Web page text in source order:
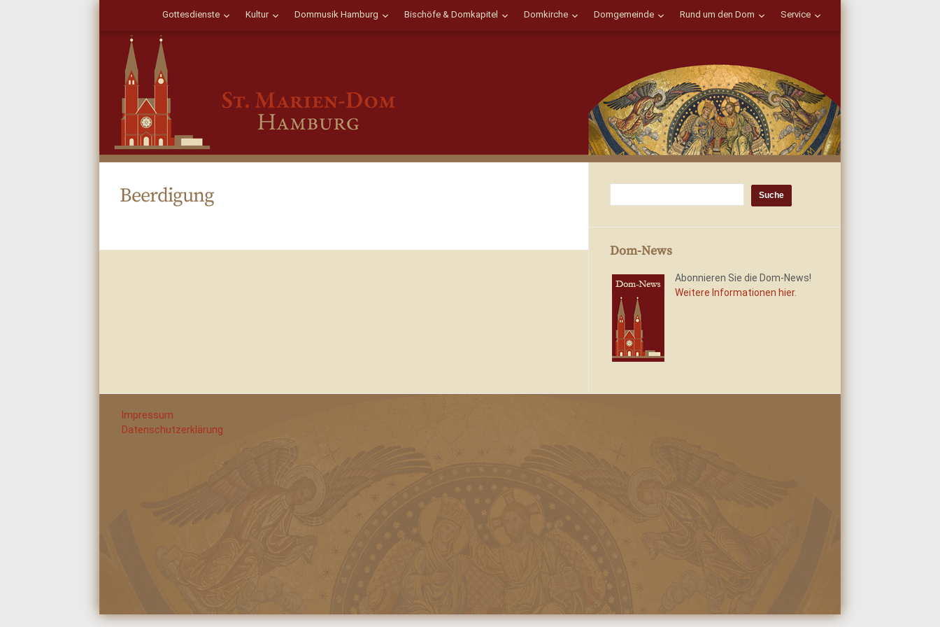
Gottesdienste Kultur Dommusik Hamburg Bischöfe & Domkapitel Domkirche Domgemeinde Rund um den Dom Service
Beerdigung
Dom-News
Abonnieren Sie die Dom-News!
Weitere Informationen hier.
Impressum
Datenschutzerklärung